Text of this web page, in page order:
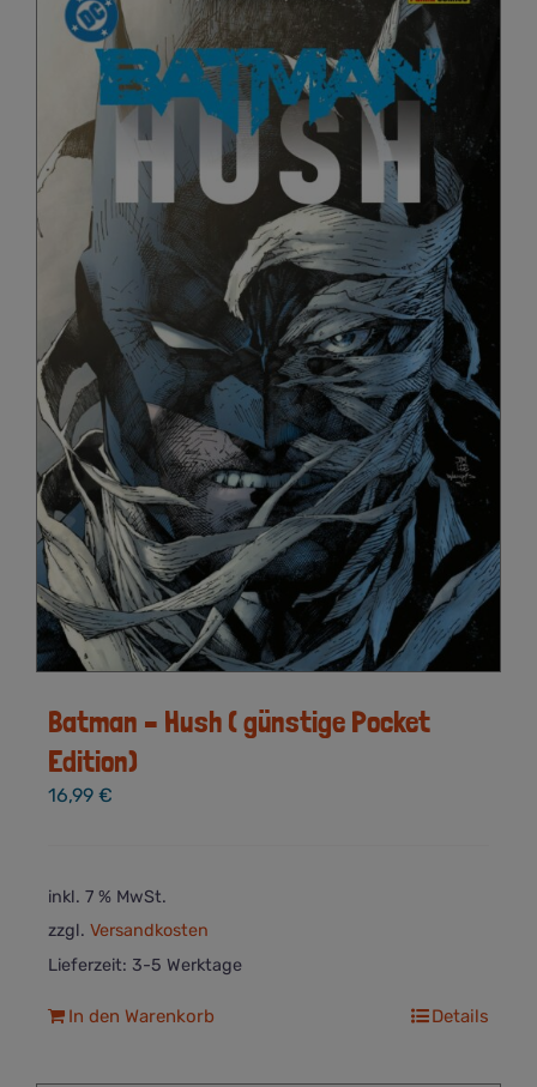
Batman – Hush ( günstige Pocket
Edition)
16,99 €
inkl. 7 % MwSt.
zzgl. Versandkosten
Lieferzeit: 3-5 Werktage
In den Warenkorb Details